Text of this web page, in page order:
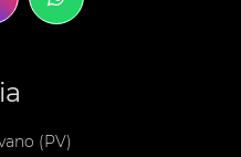
(PV)